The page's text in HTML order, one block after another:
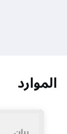
الموارد